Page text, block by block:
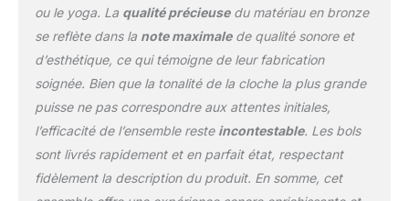
articulations et le bassin,
2. bol de tête pour la
région supérieure du
corps jusqu'au cœur.
Ainsi, vous disposez
toujours du son adapté à
vos applications. Design
ce soit pour un massage
sonore professionnel en
ou le yoga. La qualité précieusedu matériau en bronze
se reflète dans la note maximalede qualité sonore et
d’esthétique, ce qui témoigne de leur fabrication
soignée. Bien que la tonalité de la cloche la plus grande
puisse ne pas correspondre aux attentes initiales,
l’efficacité de l’ensemble reste incontestable. Les bols
sont livrés rapidement et en parfait état, respectant
fidèlement la description du produit. En somme, cet